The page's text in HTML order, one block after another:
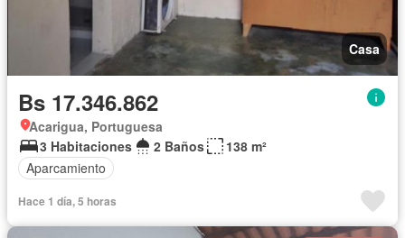
Casa
Bs 17.346.862
Acarigua, Portuguesa
3 Habitaciones
2 Baños
138 m²
Aparcamiento
Hace 1 día, 5 horas